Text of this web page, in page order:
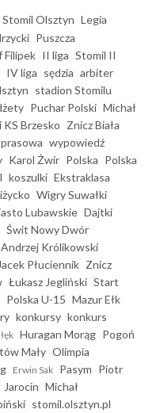
Olsztyn Legia
Puszcza
Filipek II liga Stomil II
IV liga sędzia arbiter
stadion Stomilu
Puchar Polski Michał
Brzesko Znicz Biała
wypowiedź
Karol Żwir Polska Polska
koszulki Ekstraklasa
Wigry Suwałki
Lubawskie Dajtki
Świt Nowy Dwór
Andrzej Królikowski
Jacek Płuciennik Znicz
Łukasz Jegliński Start
Polska U-15 Mazur Ełk
konkursy konkurs
Huragan Morąg Pogoń
Mały Olimpia
Erwin Sak Pasym Piotr
Jarocin Michał
stomil.olsztyn.pl